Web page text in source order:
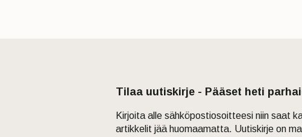
Tilaa uutiskirje - Pääset heti
Kirjoita alle sähköpostiosoitteesi niin saat
artikkelit jää huomaamatta. Uutiskirje on